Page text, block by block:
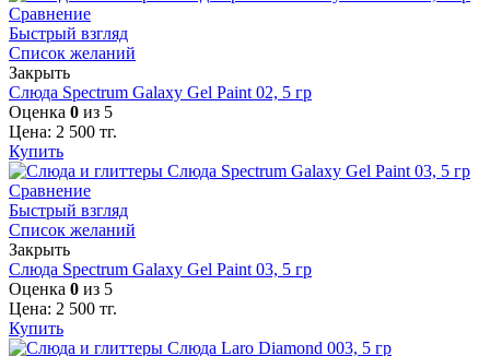
Сравнение
Быстрый взгляд
Список желаний
Закрыть
Слюда Spectrum Galaxy Gel Paint 02, 5 гр
Оценка 0 из 5
Цена: 2 500 тг.
Купить
Сравнение
Быстрый взгляд
Список желаний
Закрыть
Слюда Spectrum Galaxy Gel Paint 03, 5 гр
Оценка 0 из 5
Цена: 2 500 тг.
Купить